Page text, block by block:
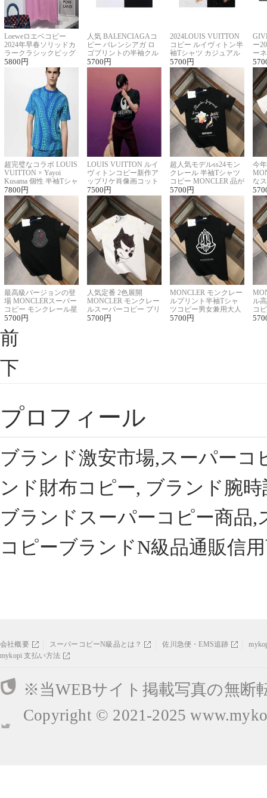
Loeweロエベコピー
2024年早春ソリッドカ
ラークラシックビッグ
ロゴ刺繍Tシャツ
5800 円
人気 BALENCIAGAコ
ピー バレンシアガ ロ
ゴプリントの半袖クル
ーネックTシャツ
5700 円
2024LOUIS VUITTON
コピー ルイヴィトン半
袖Tシャツ カジュアル
に馴染む 2色展開
5700 円
ー
ー
ー
超完璧なコラボ LOUIS
VUITTON × Yayoi
Kusama 個性 半袖Tシャ
ツコピー男女兼用
7800 円
LOUIS VUITTON ルイ
ヴィトンコピー新作ア
ップリケ肖像画コット
ンニット半袖Tシャツ
7500 円
超人気モデルss24モン
クレール 半袖Tシャツ
コピー MONCLER 品が
良く見た目
5700 円
今
な
ル
最高級バージョンの登
場 MONCLERスーパー
コピー モンクレール星
座半袖Tシャツ
5700 円
人気定番 2色展開
MONCLER モンクレー
ルスーパーコピー プリ
ント半袖Tシャツ
5700 円
MONCLER モンクレー
ルプリント半袖Tシャ
ツコピー男女兼用大人
可愛い春夏コーデ
5700 円
ル
コ
ィ
前
下
プロフィール
ブランド激安市場,スーパー
ンド財布コピー, ブランド腕
ブランドスーパーコピー商品
コピーブランドN級品通販信
会社概要 スーパーコピーN級品とは？ 佐川急便・EMS追跡
mykopi 支払い方法
※当WEBサイト掲載写真の無断
Copyright © 2021-2025